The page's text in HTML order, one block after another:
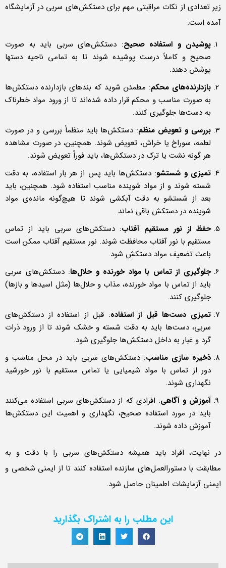
زیر تعدادی از نکات مراقبتی مهم برای دستکش‌های سربی در آزمایشگاه
آمده است:
پوشیدن و استفاده صحیح: دستکش‌های سربی باید به صورت
صحیح و کاملاً درست پوشیده شوند تا به تمامی ناحیه دستها
پوشش دهند.
بازدارنده‌های محکم: مطمئن شوید که بندهای بازدارنده دستکش‌ها
به صورت مناسب و محکم قرار داده شده‌اند تا از ورود مواد خطرناک
به دست‌ها جلوگیری کنند.
بررسی و تعویض منظم: دستکش‌ها باید منظماً بررسی و در صورت
لطمه، سوراخ یا خراش، تعویض شوند. همچنین، در صورت مشاهده
هر گونه نشت یا ترک در دستکش‌ها، باید فوراً تعویض شوند.
تمیزی و شستشو: دستکش‌ها باید پس از هر بار استفاده، به دقت
شسته شوند و از مواد شوینده مناسب استفاده شود. همچنین، باید
بعد از شستشو به دقت آبکشی شوند تا هیچ‌گونه مانده‌ی مواد
شوینده در دستکش باقی نماند.
حفظ از نور مستقیم آفتاب: دستکش‌های سربی باید از تماس
مستقیم با نور آفتاب محافظت شوند. نور مستقیم آفتاب ممکن است
باعث تضعیف مواد دستکش شود.
جلوگیری از تماس با مواد خورنده و حلال‌ها: دستکش‌های سربی
باید از تماس با مواد خورنده، مذاب و حلال‌ها (مثل اسیدها و بازها)
جلوگیری کنند.
تمیزی دست‌ها قبل از استفاده: قبل از استفاده از دستکش‌های
سربی، دست‌ها باید به دقت شسته و خشک شوند تا از ورود ذرات
گرد و غبار به داخل دستکش‌ها جلوگیری شود.
ذخیره سازی مناسب: دستکش‌های سربی باید در محل مناسب و
دور از تماس با مواد شیمیایی یا تماس مستقیم با نور خورشید
نگهداری شوند.
آموزش و آگاهی: افرادی که از دستکش‌های سربی استفاده می‌کنند
باید در مورد استفاده صحیح، نگهداری و اهمیت این دستکش‌ها
آموزش داده شوند.
در نهایت، افراد باید همیشه دستکش‌های سربی را با دقت و به
مطابقت با دستورالعمل‌های سازنده استفاده کنند تا از ایمنی شخصی و
ایمنی آزمایشات اطمینان حاصل شود.
این مطلب را به اشتراک بگذارید